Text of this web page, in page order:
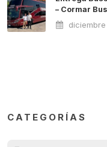
– Cormar Bus
CATEGORÍAS